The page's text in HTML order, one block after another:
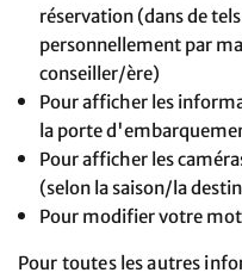
réservation (dans de
personnellement par
conseiller/ère)
Pour afficher les
la porte
Pour afficher les
(selon la saison/la
Pour modifier votre mot
Pour toutes les autres